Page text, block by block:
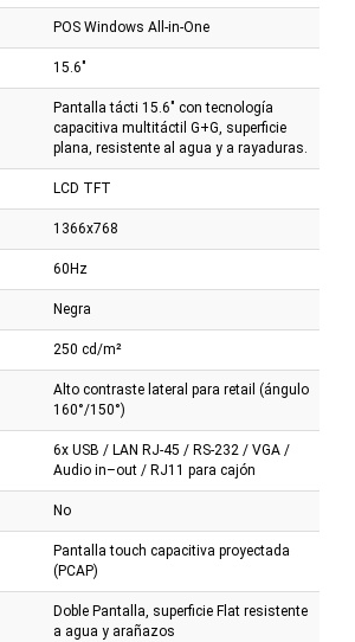
POS Windows All-in-One
15.6"
Pantalla tácti 15.6" con tecnología
capacitiva multitáctil G+G, superficie
plana, resistente al agua y a rayaduras.
LCD TFT
1366x768
60Hz
Negra
250 cd/m²
Alto contraste lateral para retail (ángulo
160°/150°)
6x USB / LAN RJ-45 / RS-232 / VGA /
Audio in–out / RJ11 para cajón
No
Pantalla touch capacitiva proyectada
(PCAP)
Doble Pantalla, superficie Flat resistente
a agua y arañazos